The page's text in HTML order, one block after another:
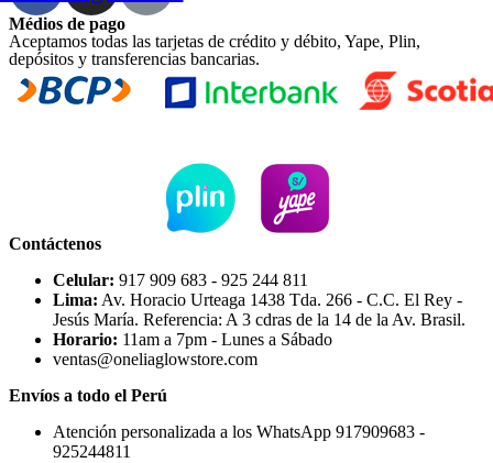
Médios de pago
Aceptamos todas las tarjetas de crédito y débito, Yape, Plin,
depósitos y transferencias bancarias.
Contáctenos
Celular: 917 909 683 - 925 244 811
Lima: Av. Horacio Urteaga 1438 Tda. 266 - C.C. El Rey -
Jesús María. Referencia: A 3 cdras de la 14 de la Av. Brasil.
Horario: 11am a 7pm - Lunes a Sábado
ventas@oneliaglowstore.com
Envíos a todo el Perú
Atención personalizada a los WhatsApp 917909683 -
925244811